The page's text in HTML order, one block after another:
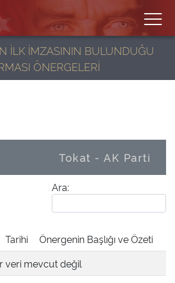
İLK İMZASININ BULUNDUĞU
ÖNERGELERİ
Tokat - AK Parti
Ara:
Tarihi
Önergenin Başlığı ve Özeti
veri mevcut değil